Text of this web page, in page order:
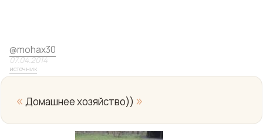
@mohax30
07.04.2014
источник
« Домашнее хозяйство)) »